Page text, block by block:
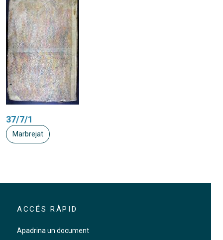
37/7/1
Marbrejat
ACCÉS RÀPID
Apadrina un document